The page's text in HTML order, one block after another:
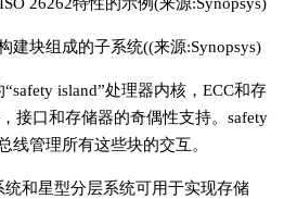
建块组成的子系统((来源:Synopsys)
island”处理器内核，ECC和存
接口和存储器的奇偶性支持。safety
线管理所有这些块的交互。
统和星型分层系统可用于实现存储